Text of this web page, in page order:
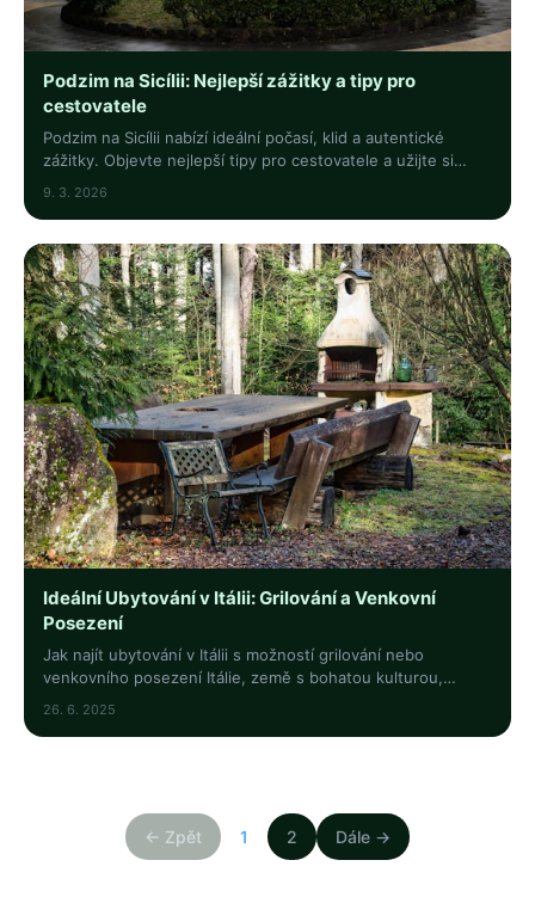
Podzim na Sicílii: Nejlepší zážitky a tipy pro
cestovatele
Podzim na Sicílii nabízí ideální počasí, klid a autentické
zážitky. Objevte nejlepší tipy pro cestovatele a užijte si
festivaly, přírodu i gurmánská dobrodružství.
9. 3. 2026
Ideální Ubytování v Itálii: Grilování a Venkovní
Posezení
Jak najít ubytování v Itálii s možností grilování nebo
venkovního posezení Itálie, země s bohatou kulturou,
úchvatnými krajinami a vynikající kuchyní...
26. 6. 2025
← Zpět 1 2 Dále →